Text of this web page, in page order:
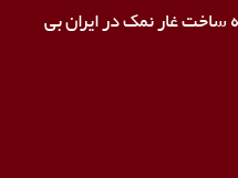
ساخت غار نمک در ایران بی